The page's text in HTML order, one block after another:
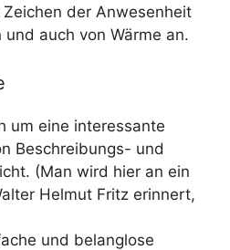
Zeichen der Anwesenheit
und auch von Wärme an.
um eine interessante
Beschreibungs- und
(Man wird hier an ein
Helmut Fritz erinnert,
und belanglose